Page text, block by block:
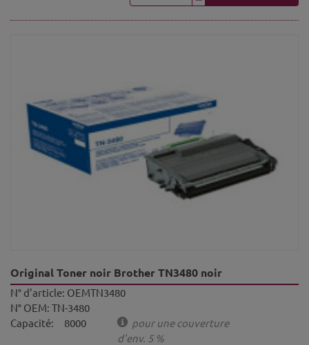
Original Toner noir Brother TN3480 noir
N° d'article: OEMTN3480
N° OEM: TN-3480
Capacité:
8000
pour une couverture
d'env. 5 %